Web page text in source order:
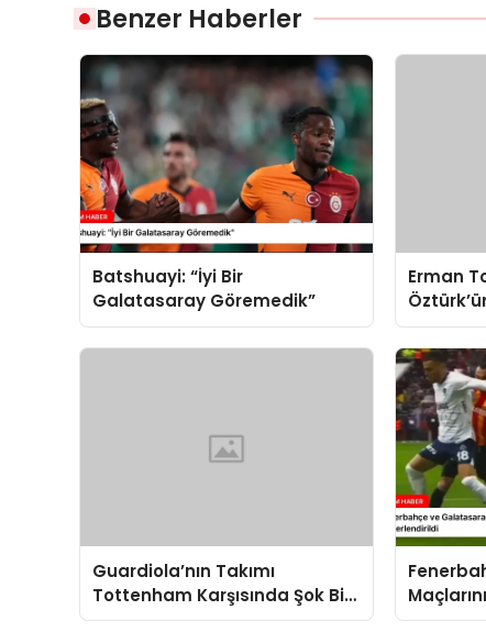
Benzer Haberler
Batshuayi: “İyi Bir
Galatasaray Göremedik”
Erman
Resmen
Guardiola’nın Takımı
Tottenham Karşısında Şok Bir
Mağlubiyet Aldı
Trio